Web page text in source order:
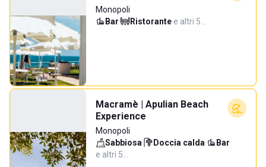
Monopoli
Bar· Ristorante·e altri 5…
Macramè | Apulian Beach
Experience
Monopoli
Sabbiosa· Doccia calda· Bar·
e altri 5…